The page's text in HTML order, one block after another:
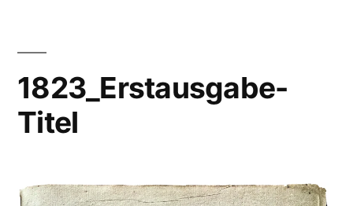
1823_Erstausgabe-
Titel